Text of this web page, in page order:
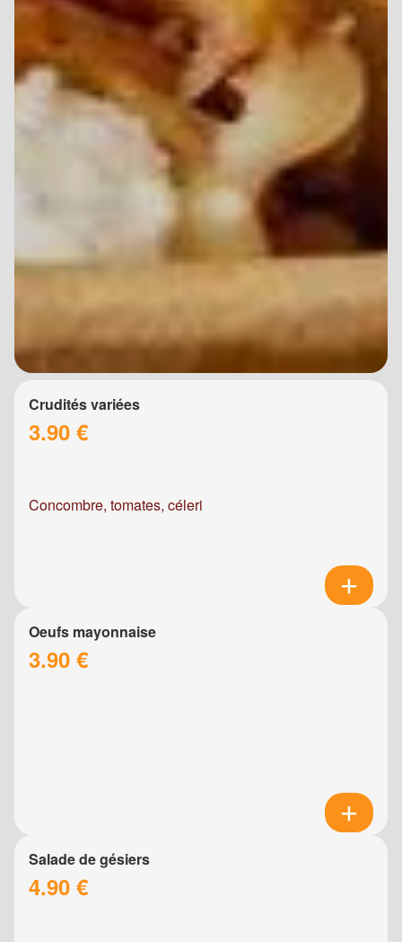
Crudités variées
3.90 €
Concombre, tomates, céleri
Oeufs mayonnaise
3.90 €
Salade de gésiers
4.90 €